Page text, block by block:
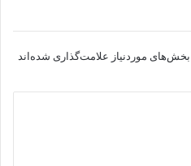
بخش‌های موردنیاز علامت‌گذاری شده‌اند